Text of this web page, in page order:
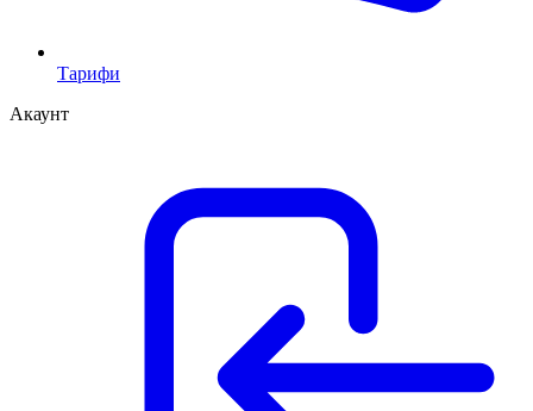
Тарифи
Акаунт